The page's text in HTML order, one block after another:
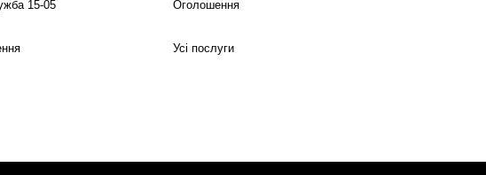
15-05 Оголошення
Усі послуги